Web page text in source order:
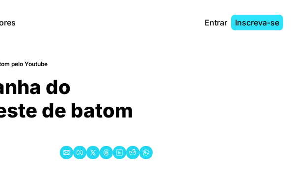
Entrar Inscreva-se
pelo Youtube
do
de batom